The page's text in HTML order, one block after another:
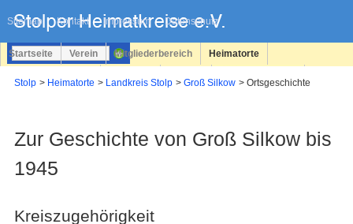
Sitemap Kontakt Impressum Datenschutz
überspringen
Startseite Verein Mitgliederbereich Heimatorte
Stolp Heimatorte Landkreis Stolp Groß Silkow Ortsgeschichte
Zur Geschichte von Groß Silkow bis
1945
Kreiszugehörigkeit